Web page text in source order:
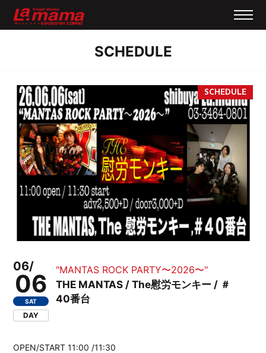
SCHEDULE
06/
06
SAT
DAY
"MANTAS ROCK PARTY〜2026〜"
THE MANTAS / The慰労モンキー / ＃
40番台
OPEN/START 11:00 /11:30